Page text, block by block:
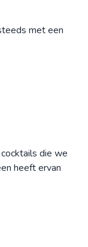
met een
die we
heeft ervan